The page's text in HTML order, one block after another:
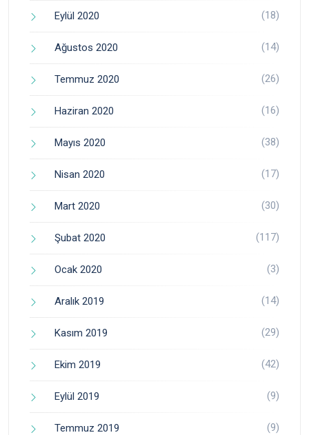
Eylül 2020 (18)
Ağustos 2020 (14)
Temmuz 2020 (26)
Haziran 2020 (16)
Mayıs 2020 (38)
Nisan 2020 (17)
Mart 2020 (30)
Şubat 2020 (117)
Ocak 2020 (3)
Aralık 2019 (14)
Kasım 2019 (29)
Ekim 2019 (42)
Eylül 2019 (9)
Temmuz 2019 (9)